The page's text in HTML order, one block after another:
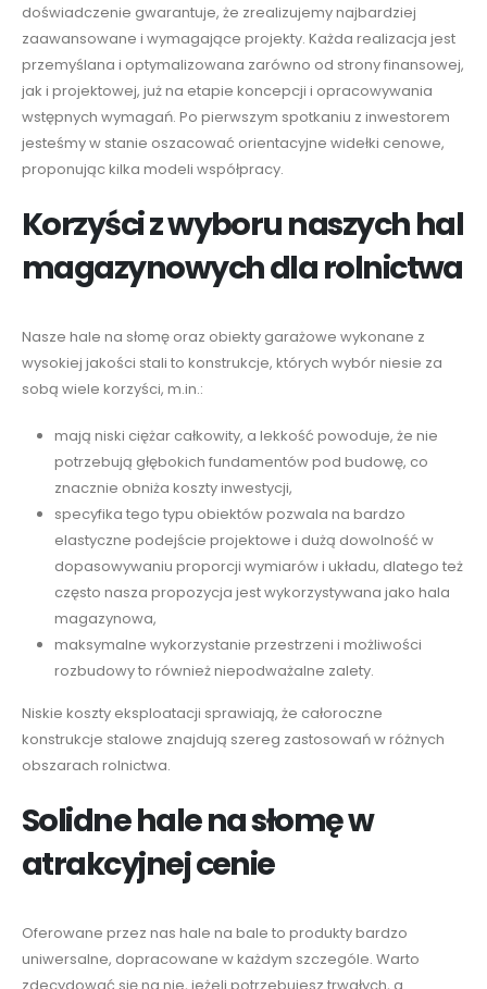
doświadczenie gwarantuje, że zrealizujemy najbardziej
zaawansowane i wymagające projekty. Każda realizacja jest
przemyślana i optymalizowana zarówno od strony finansowej,
jak i projektowej, już na etapie koncepcji i opracowywania
wstępnych wymagań. Po pierwszym spotkaniu z inwestorem
jesteśmy w stanie oszacować orientacyjne widełki cenowe,
proponując kilka modeli współpracy.
Korzyści z wyboru naszych hal
magazynowych dla rolnictwa
Nasze hale na słomę oraz obiekty garażowe wykonane z
wysokiej jakości stali to konstrukcje, których wybór niesie za
sobą wiele korzyści, m.in.:
mają niski ciężar całkowity, a lekkość powoduje, że nie
potrzebują głębokich fundamentów pod budowę, co
znacznie obniża koszty inwestycji,
specyfika tego typu obiektów pozwala na bardzo
elastyczne podejście projektowe i dużą dowolność w
dopasowywaniu proporcji wymiarów i układu, dlatego też
często nasza propozycja jest wykorzystywana jako hala
magazynowa,
maksymalne wykorzystanie przestrzeni i możliwości
rozbudowy to również niepodważalne zalety.
Niskie koszty eksploatacji sprawiają, że całoroczne
konstrukcje stalowe znajdują szereg zastosowań w różnych
obszarach rolnictwa.
Solidne hale na słomę w
atrakcyjnej cenie
Oferowane przez nas hale na bale to produkty bardzo
uniwersalne, dopracowane w każdym szczególe. Warto